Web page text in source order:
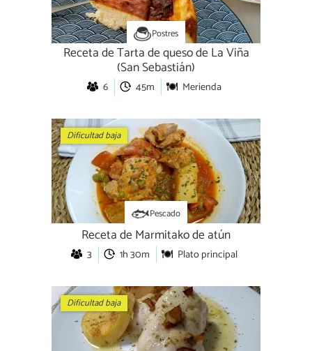
Postres
Receta de Tarta de queso de La Viña
(San Sebastián)
6 45m Merienda
Dificultad baja
Pescado
Receta de Marmitako de atún
3 1h 30m Plato principal
Dificultad baja